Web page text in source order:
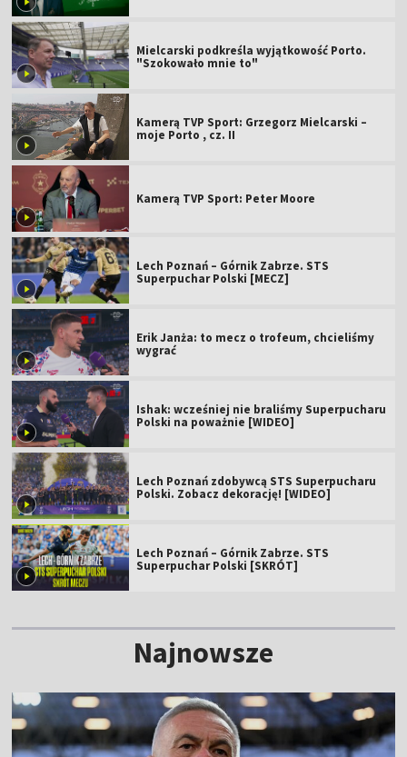
Mielcarski podkreśla wyjątkowość Porto.
"Szokowało mnie to"
Kamerą TVP Sport: Grzegorz Mielcarski –
moje Porto , cz. II
Kamerą TVP Sport: Peter Moore
Lech Poznań – Górnik Zabrze. STS
Superpuchar Polski [MECZ]
Erik Janża: to mecz o trofeum, chcieliśmy
wygrać
Ishak: wcześniej nie braliśmy Superpucharu
Polski na poważnie [WIDEO]
Lech Poznań zdobywcą STS Superpucharu
Polski. Zobacz dekorację! [WIDEO]
Lech Poznań – Górnik Zabrze. STS
Superpuchar Polski [SKRÓT]
Najnowsze